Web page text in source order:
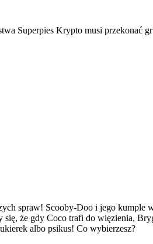
Superpies Krypto musi przekonać
spraw! Scooby-Doo i jego
że gdy Coco trafi do więzienia,
albo psikus! Co wybierzesz?